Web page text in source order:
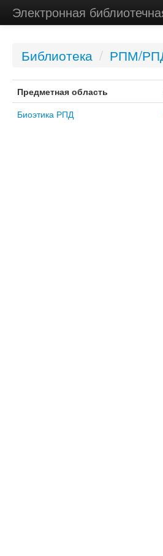
Электронная
Библиотека / РПМ/
Предметная область
Биоэтика РПД